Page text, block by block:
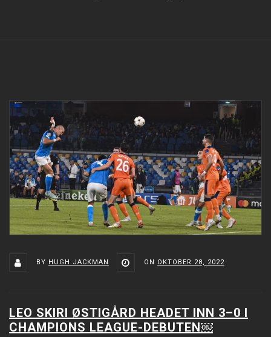
BY HUGH JACKMAN ON OKTOBER 28, 2022
LEO SKIRI ØSTIGÅRD HEADET INN 3–0 I
CHAMPIONS LEAGUE-DEBUTEN￼